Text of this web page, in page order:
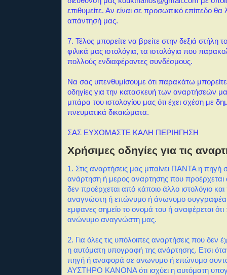
επιθυμείτε. Αν είναι σε προσωπικό επίπεδο
απάντησή μας.
7. Τέλος μπορείτε να βρείτε στην δεξιά στήλη
φιλικά μας ιστολόγια, τα ιστολόγια που
πολλούς ενδιαφέροντες συνδέσμους.
Να σας υπενθυμίσουμε ότι παρακάτω μπορείτε
οδηγίες για την κατασκευή των αναρτήσεών
μπάρα του ιστολογίου μας ότι έχει σχέση με
πνευματικά δικαιώματα.
ΣΑΣ ΕΥΧΟΜΑΣΤΕ ΚΑΛΗ ΠΕΡΙΗΓΗΣΗ
Χρήσιμες οδηγίες για τις
1. Στις αναρτήσεις μας μπαίνει ΠΑΝΤΑ η πηγή
ανάρτηση ή μερος αναρτησης που προέρχεται
δεν προέρχεται από κάποιο άλλο ιστολόγιο
αναγνώστη ή επώνυμο ή άνωνυμο
εμφανες σημείο το ονομά του ή αναφέρεται
ανώνυμο αναγνώστη μας.
2. Για όλες τις υπόλοιπες αναρτήσεις που δεν
η αυτόματη υπογραφή της ανάρτησης. Ετσι
πηγή ή αναφορά σε ανωνυμο ή επώνυμο
ΑΥΣΤΗΡΟ ΚΑΝΟΝΑ ότι ισχύει η αυτόματη